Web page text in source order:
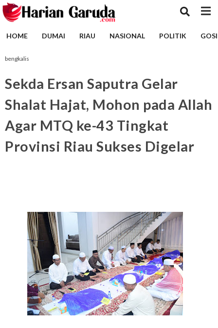
HOME DUMAI RIAU NASIONAL POLITIK
bengkalis
Sekda Ersan Saputra Gelar
Shalat Hajat, Mohon pada Allah
Agar MTQ ke-43 Tingkat
Provinsi Riau Sukses Digelar